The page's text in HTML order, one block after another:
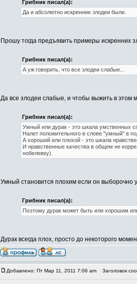
Грибник писал(а):
Да и абсолютно искренние злодеи были.
Прошу тогда предъявить примеры искренних
Грибник писал(а):
А уж говорить, что все злодеи слабые...
Да все злодеи слабые, и чтобы выжить в этом
Грибник писал(а):
Умный или дурак - это шкала умственных
Налет положительного в слове "умный" в
А хороший или плохой - это шкала
И нравственные качества в общем не
нобелевку).
Умный становится плохим если он выборочно
Грибник писал(а):
Поэтому дурак может быть или хорошим
Дурак всегда плох, просто до некоторого
Добавлено: Пт Мар 11, 2011 7:06 am Заголовок